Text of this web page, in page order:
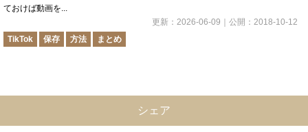
ておけば動画を...
更新： 2026-06-09 ｜公開： 2018-10-12
TikTok
保存 方法 まとめ
シェア